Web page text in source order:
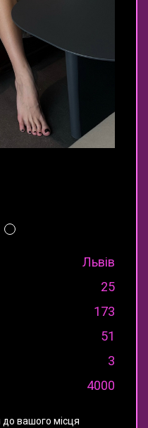
Львів
25
173
51
3
4000
вашого місця